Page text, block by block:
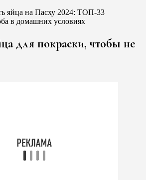
для покраски, чтобы не